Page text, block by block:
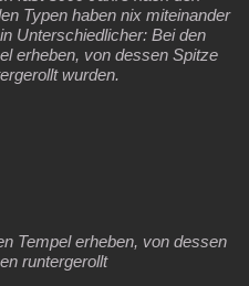
Typen haben nix miteinander
Unterschiedlicher: Bei den
erheben, von dessen Spitze
wurden.
Tempel erheben, von dessen
runtergerollt